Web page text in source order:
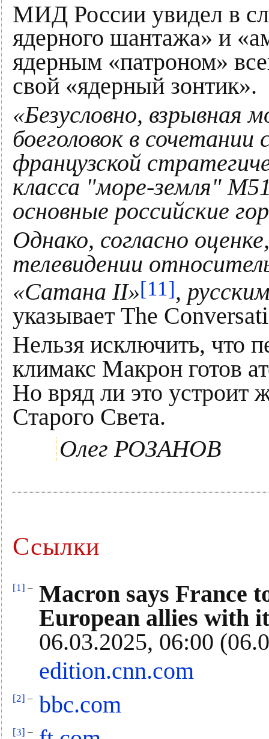
МИД России увидел в
ядерного шантажа» и
ядерным «патроном»
свой «ядерный зонтик».
«Безусловно, взрывная
боеголовок в
французской
класса "море-земля"
основные российские
Однако, согласно
телевидении
«Сатана II»[11],
указывает The
Нельзя исключить, что
климакс Макрон готов
Но вряд ли это устроит
Старого Света.
Олег РОЗАНОВ
Ссылки
[1] – Macron says France
European allies with
06.03.2025, 06:00
edition.cnn.com
[2] – bbc.com
[3] –